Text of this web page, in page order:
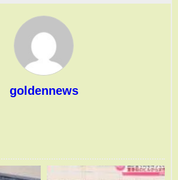
goldennews